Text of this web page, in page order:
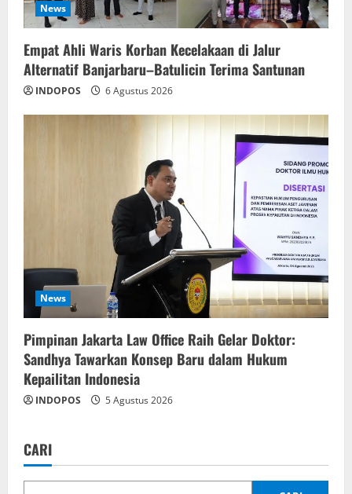
News
Empat Ahli Waris Korban Kecelakaan di Jalur
Alternatif Banjarbaru–Batulicin Terima Santunan
INDOPOS 6 Agustus 2026
News
Pimpinan Jakarta Law Office Raih Gelar Doktor:
Sandhya Tawarkan Konsep Baru dalam Hukum
Kepailitan Indonesia
INDOPOS 5 Agustus 2026
CARI